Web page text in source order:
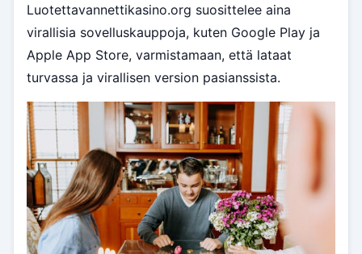
Luotettavannettikasino.org suosittelee aina
virallisia sovelluskauppoja, kuten Google Play ja
Apple App Store, varmistamaan, että lataat
turvassa ja virallisen version pasianssista.